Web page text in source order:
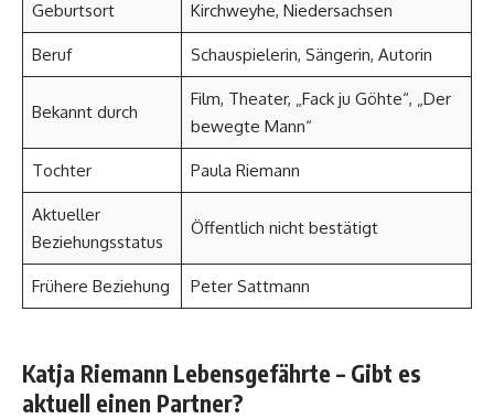
Geburtsort Kirchweyhe, Niedersachsen
Beruf Schauspielerin, Sängerin, Autorin
Bekannt durch
Film, Theater, „Fack ju Göhte“, „Der
bewegte Mann“
Tochter Paula Riemann
Aktueller
Beziehungsstatus
Öffentlich nicht bestätigt
Frühere Beziehung Peter Sattmann
Katja Riemann Lebensgefährte – Gibt es
aktuell einen Partner?